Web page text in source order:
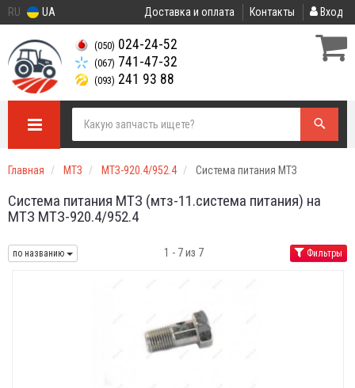
RU UA Доставка и оплата Контакты Вход
(050) 024-24-52
(067) 741-47-32
(093) 241 93 88
Главная МТЗ МТЗ-920.4/952.4 Система питания МТЗ
Система питания МТЗ (мтз-11.система питания) на
МТЗ МТЗ-920.4/952.4
по названию 1 - 7 из 7 Фильтры